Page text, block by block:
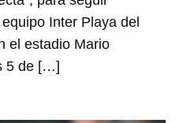
Inter Playa del
el estadio Mario
5 de […]